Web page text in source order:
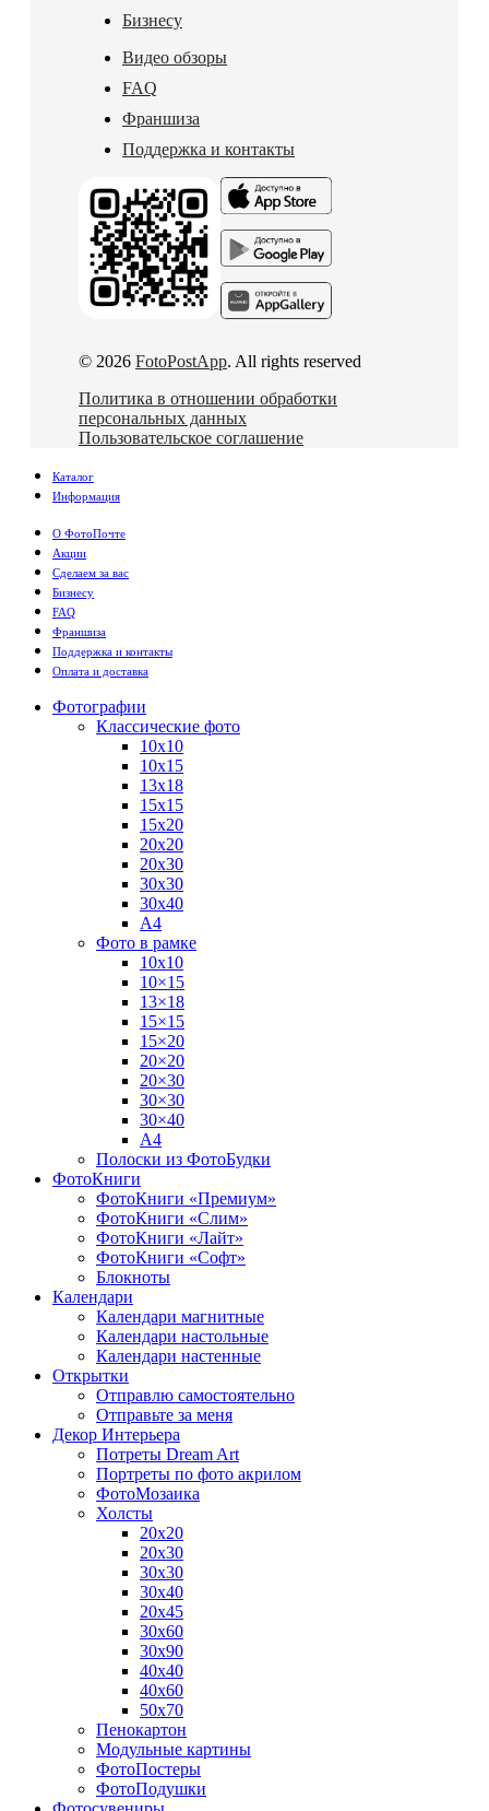
Бизнесу
Видео обзоры
FAQ
Франшиза
Поддержка и контакты
© 2026 FotoPostApp. All rights reserved
Политика в отношении обработки
персональных данных
Пользовательское соглашение
Каталог
Информация
О ФотоПочте
Акции
Сделаем за вас
Бизнесу
FAQ
Франшиза
Поддержка и контакты
Оплата и доставка
Фотографии
Классические фото
10х10
10х15
13х18
15х15
15х20
20х20
20х30
30х30
30х40
А4
Фото в рамке
10х10
10×15
13×18
15×15
15×20
20×20
20×30
30×30
30×40
A4
Полоски из ФотоБудки
ФотоКниги
ФотоКниги «Премиум»
ФотоКниги «Слим»
ФотоКниги «Лайт»
ФотоКниги «Софт»
Блокноты
Календари
Календари магнитные
Календари настольные
Календари настенные
Открытки
Отправлю самостоятельно
Отправьте за меня
Декор Интерьера
Потреты Dream Art
Портреты по фото акрилом
ФотоМозаика
Холсты
20х20
20х30
30х30
30х40
20х45
30х60
30х90
40х40
40х60
50х70
Пенокартон
Модульные картины
ФотоПостеры
ФотоПодушки